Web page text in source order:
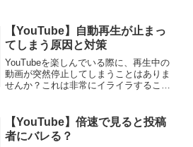
も利用できる？」について解説していき
ます。YouT...
【YouTube】自動再生が止まっ
てしまう原因と対策
YouTubeを楽しんでいる際に、再生中の
動画が突然停止してしまうことはありま
せんか？これは非常にイライラすること
す。本記事では、YouTubeの自動再生が
停止する可能...
【YouTube】倍速で見ると投稿
者にバレる？